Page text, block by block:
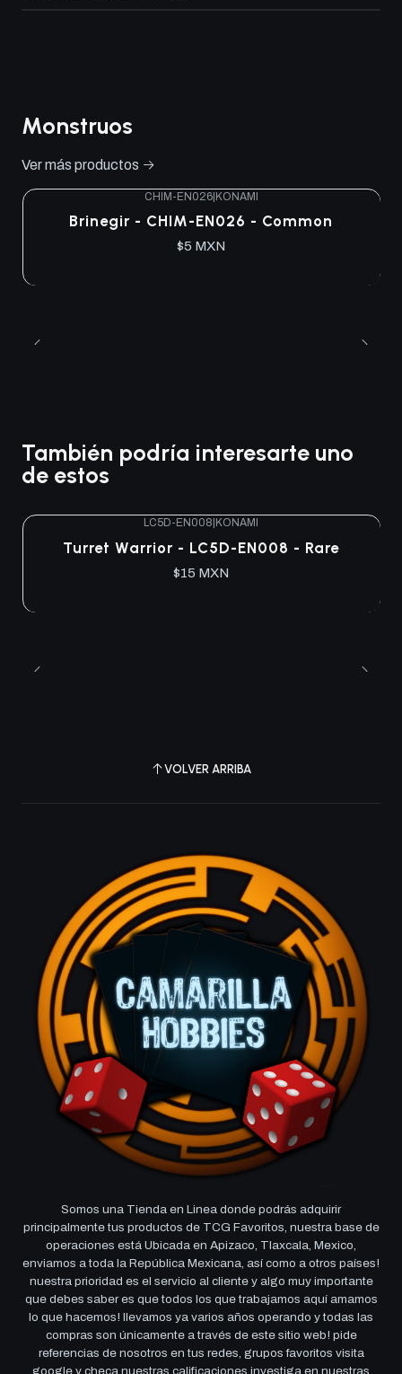
Monstruos
Ver más productos
CHIM-EN026| KONAMI
Brinegir - CHIM-EN026 - Common
$5 MXN
También podría interesarte uno
de estos
LC5D-EN008 KONAMI
Turret Warrior - LC5D-EN008 - Rare
$15 MXN
VOLVER ARRIBA
Somos una Tienda en Linea donde podrás adquirir
principalmente tus productos de TCG Favoritos, nuestra base de
operaciones está Ubicada en Apizaco, Tlaxcala, Mexico,
enviamos a toda la República Mexicana, así como a otros países!
nuestra prioridad es el servicio al cliente y algo muy importante
que debes saber es que todos los que trabajamos aquí amamos
lo que hacemos! llevamos ya varios años operando y todas las
compras son únicamente a través de este sitio web! pide
referencias de nosotros en tus redes, grupos favoritos visita
google y checa nuestras calificaciones investiga en nuestras